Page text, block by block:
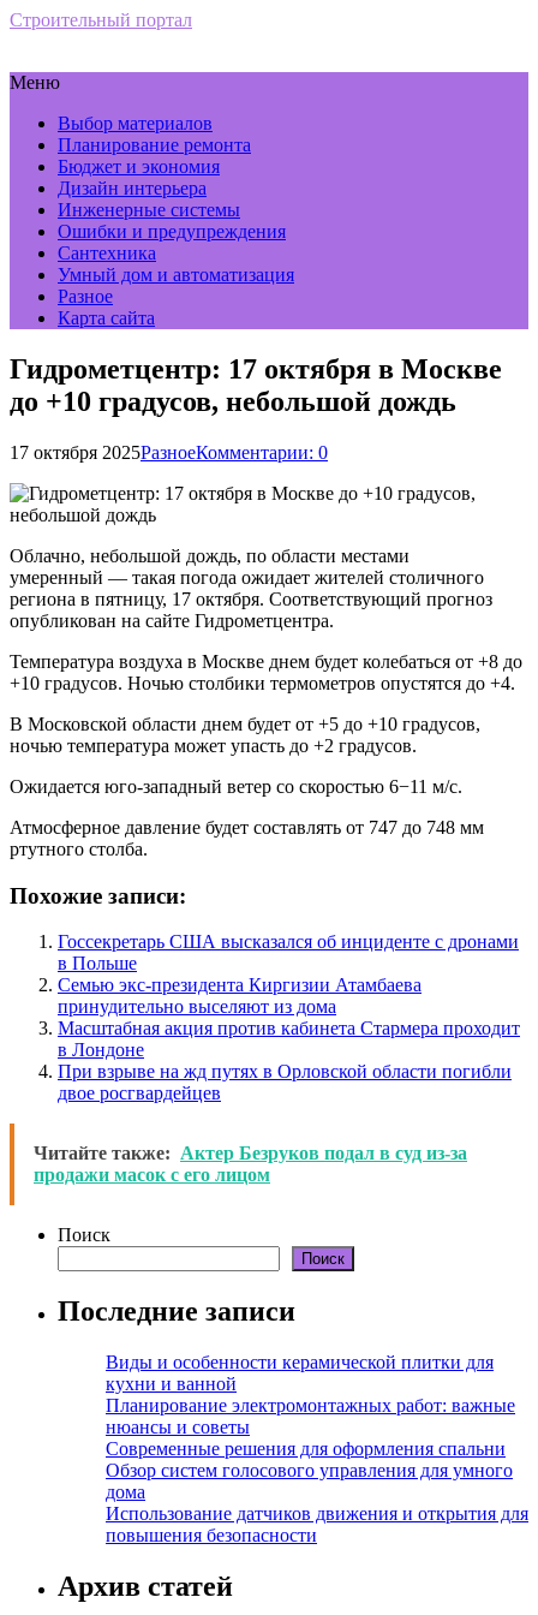
Строительный портал
Меню
Выбор материалов
Планирование ремонта
Бюджет и экономия
Дизайн интерьера
Инженерные системы
Ошибки и предупреждения
Сантехника
Умный дом и автоматизация
Разное
Карта сайта
Гидрометцентр: 17 октября в Москве
до +10 градусов, небольшой дождь
17 октября 2025РазноеКомментарии: 0
Облачно, небольшой дождь, по области местами
умеренный — такая погода ожидает жителей столичного
региона в пятницу, 17 октября. Соответствующий прогноз
опубликован на сайте Гидрометцентра.
Температура воздуха в Москве днем будет колебаться от +8 до
+10 градусов. Ночью столбики термометров опустятся до +4.
В Московской области днем будет от +5 до +10 градусов,
ночью температура может упасть до +2 градусов.
Ожидается юго-западный ветер со скоростью 6−11 м/c.
Атмосферное давление будет составлять от 747 до 748 мм
ртутного столба.
Похожие записи:
Госсекретарь США высказался об инциденте с дронами
в Польше
Семью экс-президента Киргизии Атамбаева
принудительно выселяют из дома
Масштабная акция против кабинета Стармера проходит
в Лондоне
При взрыве на жд путях в Орловской области погибли
двое росгвардейцев
Читайте также: Актер Безруков подал в суд из-за
продажи масок с его лицом
Поиск
Поиск
Последние записи
Виды и особенности керамической плитки для
кухни и ванной
Планирование электромонтажных работ: важные
нюансы и советы
Современные решения для оформления спальни
Обзор систем голосового управления для умного
дома
Использование датчиков движения и открытия для
повышения безопасности
Архив статей